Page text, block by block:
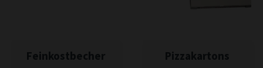
Feinkostbecher Pizzakartons